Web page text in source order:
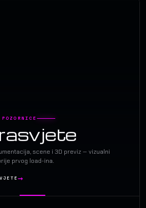
scene i 3D previz — vizualni
prvog load-ina.